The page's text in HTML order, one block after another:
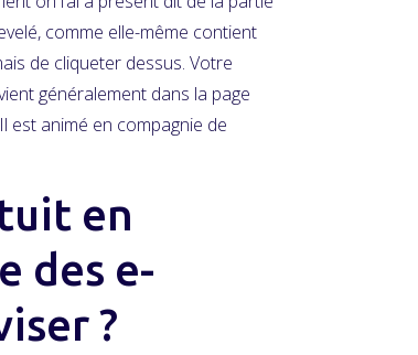
comme elle-même contient
de cliqueter dessus. Votre
généralement dans la page
est animé en compagnie de
en
des e-
?